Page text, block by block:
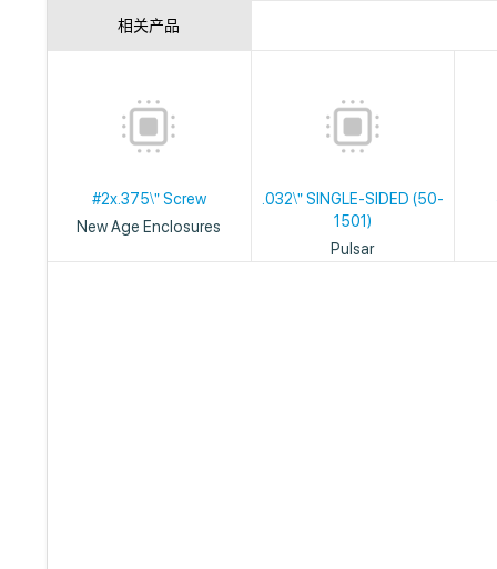
相关产品
#2x.375\" Screw
New Age Enclosures
.032\" SINGLE-SIDED (50-
1501)
Pulsar